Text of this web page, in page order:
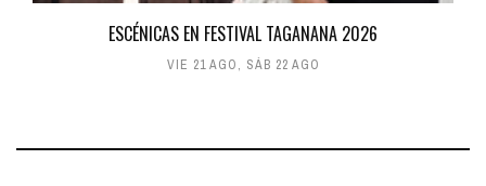
ESCÉNICAS EN FESTIVAL TAGANANA 2026
VIE 21 AGO, SÁB 22 AGO